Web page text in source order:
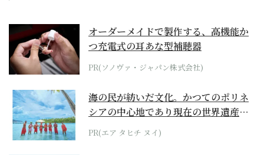
オーダーメイドで製作する、高機能か
つ充電式の耳あな型補聴器
PR(ソノヴァ・ジャパン株式会社)
海の民が紡いだ文化。かつてのポリネ
シアの中心地であり現在の世界遺産か
らみえてくる...
PR(エア タヒチ ヌイ)